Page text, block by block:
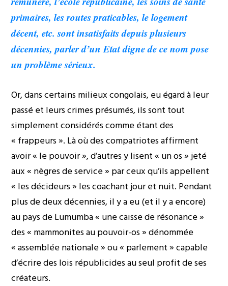
primaires, les routes praticables, le logement
décent, etc. sont insatisfaits depuis plusieurs
décennies, parler d’un Etat digne de ce nom pose
un problème sérieux.
Or, dans certains milieux congolais, eu égard à leur
passé et leurs crimes présumés, ils sont tout
simplement considérés comme étant des
« frappeurs ». Là où des compatriotes affirment
avoir « le pouvoir », d’autres y lisent « un os » jeté
aux « nègres de service » par ceux qu’ils appellent
« les décideurs » les coachant jour et nuit. Pendant
plus de deux décennies, il y a eu (et il y a encore)
au pays de Lumumba « une caisse de résonance »
des « mammonites au pouvoir-os » dénommée
« assemblée nationale » ou « parlement » capable
d’écrire des lois républicides au seul profit de ses
créateurs.